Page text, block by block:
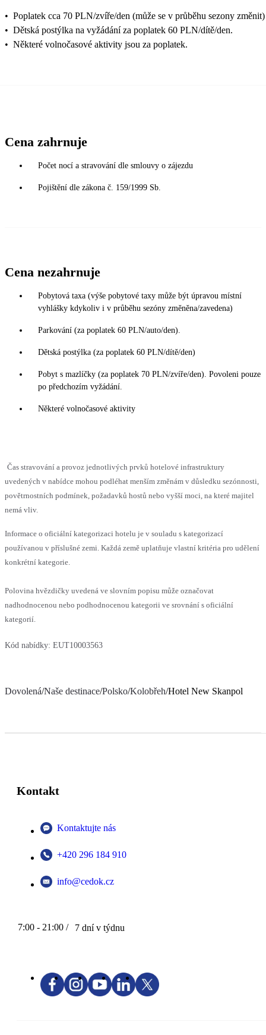
• Poplatek cca 70 PLN/zvíře/den (může se v průběhu sezony změnit)
• Dětská postýlka na vyžádání za poplatek 60 PLN/dítě/den.
• Některé volnočasové aktivity jsou za poplatek.
Cena zahrnuje
Počet nocí a stravování dle smlouvy o zájezdu
Pojištění dle zákona č. 159/1999 Sb.
Cena nezahrnuje
Pobytová taxa (výše pobytové taxy může být úpravou místní
vyhlášky kdykoliv i v průběhu sezóny změněna/zavedena)
Parkování (za poplatek 60 PLN/auto/den).
Dětská postýlka (za poplatek 60 PLN/dítě/den)
Pobyt s mazlíčky (za poplatek 70 PLN/zvíře/den). Povoleni pouze
po předchozím vyžádání.
Některé volnočasové aktivity
Čas stravování a provoz jednotlivých prvků hotelové infrastruktury
uvedených v nabídce mohou podléhat menším změnám v důsledku sezónnosti,
povětrnostních podmínek, požadavků hostů nebo vyšší moci, na které majitel
nemá vliv.
Informace o oficiální kategorizaci hotelu je v souladu s kategorizací
používanou v příslušné zemi. Každá země uplatňuje vlastní kritéria pro udělení
konkrétní kategorie.
Polovina hvězdičky uvedená ve slovním popisu může označovat
nadhodnocenou nebo podhodnocenou kategorii ve srovnání s oficiální
kategorií.
Kód nabídky: EUT10003563
Dovolená/Naše destinace/Polsko/Kolobřeh/Hotel New Skanpol
Kontakt
Kontaktujte nás
+420 296 184 910
info@cedok.cz
7:00 - 21:00 / 7 dní v týdnu